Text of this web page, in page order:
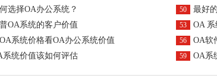
选择OA办公系统？ 50 最好
OA系统的客户价值 53 OA
系统价格看OA办公系统价值 56 OA软
系统价值该如何评估 59 OA系